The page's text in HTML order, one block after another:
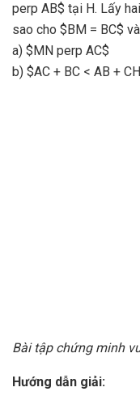
perp AB$ tại H. Lấy
sao cho $BM = BC$
a) $MN perp AC$
b) $AC + BC < AB +
Bài tập chứng minh
Hướng dẫn giải: